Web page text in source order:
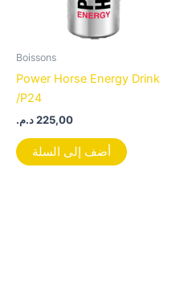
Boissons
Power Horse Energy Drink
/P24
225,00د.م.
أضف إلى السلة